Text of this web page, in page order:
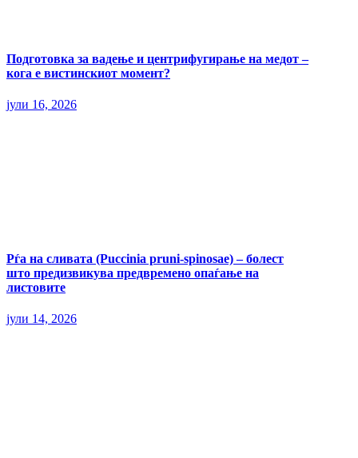
Подготовка за вадење и центрифугирање на медот –
кога е вистинскиот момент?
јули 16, 2026
Рѓа на сливата (Puccinia pruni-spinosae) – болест
што предизвикува предвремено опаѓање на
листовите
јули 14, 2026